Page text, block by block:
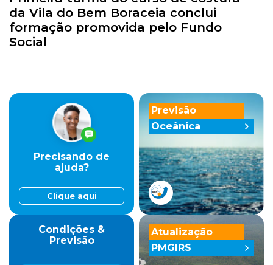
da Vila do Bem Boraceia conclui
formação promovida pelo Fundo
Social
Previsão
Oceânica
Precisando de
ajuda?
Clique aqui
Condições &
Previsão
Atualização
PMGIRS